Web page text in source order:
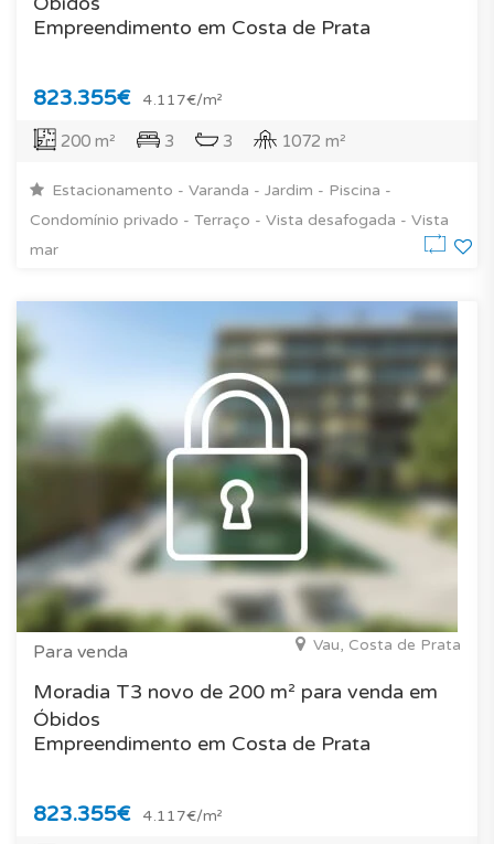
Empreendimento em Costa de Prata
823.355€ 4.117€/m²
200 m² 3 3 1072 m²
Estacionamento - Varanda - Jardim - Piscina -
Condomínio privado - Terraço - Vista desafogada - Vista
mar
Para venda Vau, Costa de Prata
Moradia T3 novo de 200 m² para venda em
Óbidos
Empreendimento em Costa de Prata
823.355€ 4.117€/m²